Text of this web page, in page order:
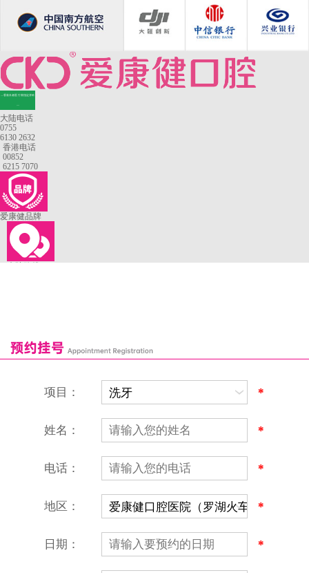
—香港长者医疗券指定牙科
大陆电话
0755
6130 2632
香港电话
00852
6215 7070
爱康健品牌
恒乐口腔诊所
富港口腔诊所
营业时间：9:00-18:00
（节假日照常上班）
项目： *
姓名： *
电话： *
地区： *
日期： *